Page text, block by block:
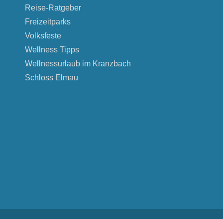
Reise-Ratgeber
Freizeitparks
Volksfeste
Wellness Tipps
Wellnessurlaub im Kranzbach
Schloss Elmau